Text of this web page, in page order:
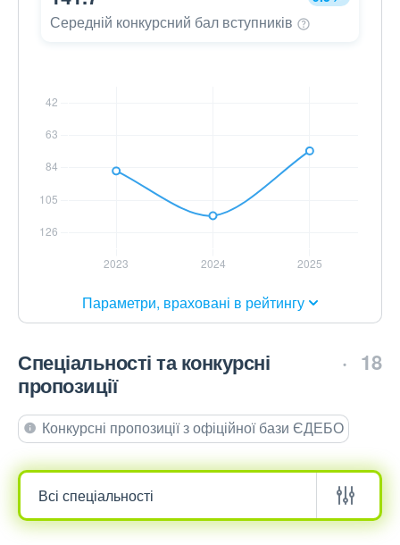
Середній конкурсний бал вступників
Параметри, враховані в рейтингу
Спеціальності та конкурсні
пропозиції
18
Конкурсні пропозиції з офіційної бази ЄДЕБО